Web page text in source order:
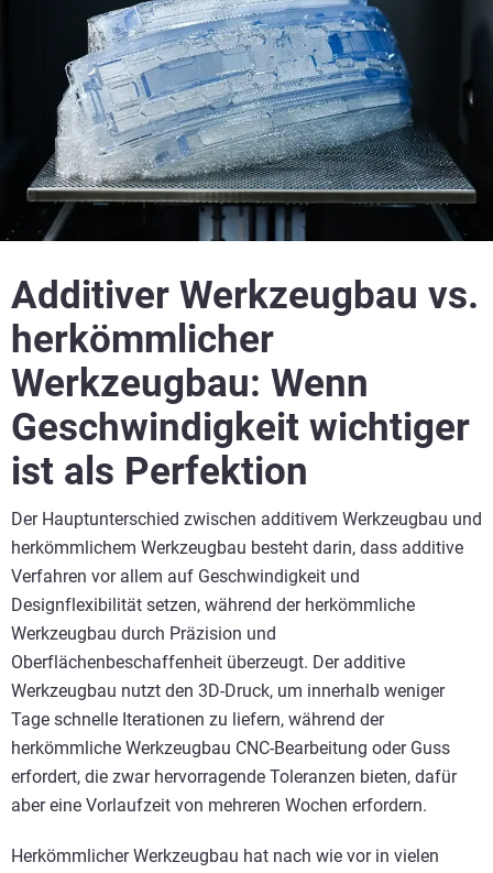
Additiver Werkzeugbau vs.
herkömmlicher
Werkzeugbau: Wenn
Geschwindigkeit wichtiger
ist als Perfektion
Der Hauptunterschied zwischen additivem Werkzeugbau und
herkömmlichem Werkzeugbau besteht darin, dass additive
Verfahren vor allem auf Geschwindigkeit und
Designflexibilität setzen, während der herkömmliche
Werkzeugbau durch Präzision und
Oberflächenbeschaffenheit überzeugt. Der additive
Werkzeugbau nutzt den 3D-Druck, um innerhalb weniger
Tage schnelle Iterationen zu liefern, während der
herkömmliche Werkzeugbau CNC-Bearbeitung oder Guss
erfordert, die zwar hervorragende Toleranzen bieten, dafür
aber eine Vorlaufzeit von mehreren Wochen erfordern.
Herkömmlicher Werkzeugbau hat nach wie vor in vielen